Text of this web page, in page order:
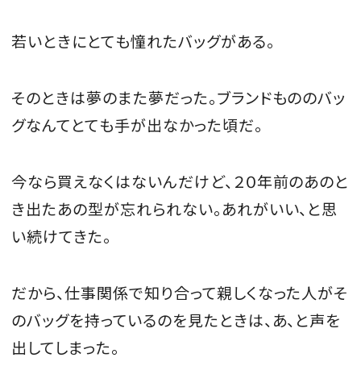
若いときにとても憧れたバッグがある。
そのときは夢のまた夢だった。ブランドもののバッ
グなんてとても手が出なかった頃だ。
今なら買えなくはないんだけど、２０年前のあのと
き出たあの型が忘れられない。あれがいい、と思
い続けてきた。
だから、仕事関係で知り合って親しくなった人がそ
のバッグを持っているのを見たときは、あ、と声を
出してしまった。